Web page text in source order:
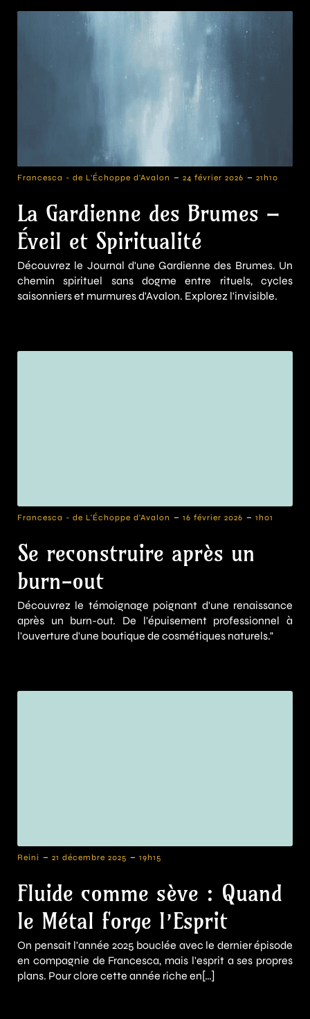
Francesca - de L'Échoppe d'Avalon - 24 février 2026 - 21h10
La Gardienne des Brumes –
Éveil et Spiritualité
Découvrez le Journal d'une Gardienne des Brumes. Un
chemin spirituel sans dogme entre rituels, cycles
saisonniers et murmures d'Avalon. Explorez l'invisible.
Francesca - de L'Échoppe d'Avalon - 16 février 2026 - 1h01
Se reconstruire après un
burn-out
Découvrez le témoignage poignant d'une renaissance
après un burn-out. De l'épuisement professionnel à
l'ouverture d'une boutique de cosmétiques naturels."
Reini - 21 décembre 2025 - 19h15
Fluide comme sève : Quand
le Métal forge l’Esprit
On pensait l'année 2025 bouclée avec le dernier épisode
en compagnie de Francesca, mais l'esprit a ses propres
plans. Pour clore cette année riche en[…]